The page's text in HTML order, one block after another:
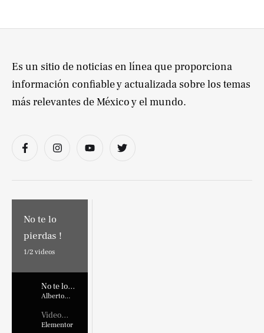
No te lo
pierdas !
1/2 videos
No te lo
pierdas !
Alberto
Video
Placehold
Elementor
Es un sitio de noticias en línea que proporciona
información confiable y actualizada sobre los temas
más relevantes de México y el mundo.